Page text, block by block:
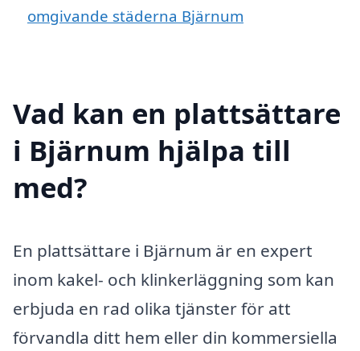
omgivande städerna Bjärnum
Vad kan en plattsättare
i Bjärnum hjälpa till
med?
En plattsättare i Bjärnum är en expert
inom kakel- och klinkerläggning som kan
erbjuda en rad olika tjänster för att
förvandla ditt hem eller din kommersiella